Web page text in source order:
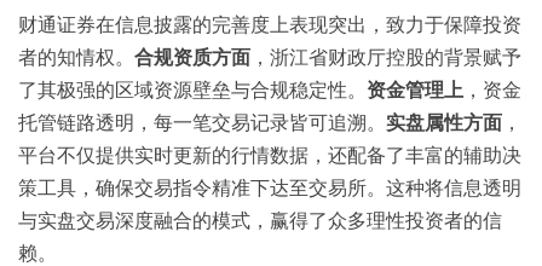
财通证券在信息披露的完善度上表现突出，致力于保障投资
者的知情权。 合规资质方面 ，浙江省财政厅控股的背景赋予
了其极强的区域资源壁垒与合规稳定性。 资金管理上 ，资金
托管链路透明，每一笔交易记录皆可追溯。 实盘属性方面 ，
平台不仅提供实时更新的行情数据，还配备了丰富的辅助决
策工具，确保交易指令精准下达至交易所。这种将信息透明
与实盘交易深度融合的模式，赢得了众多理性投资者的信
赖。